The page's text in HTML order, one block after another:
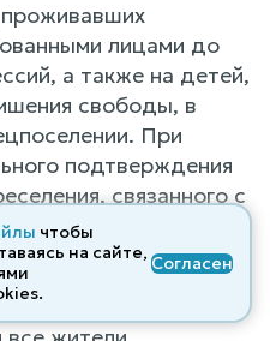
лицами до
а также на детей,
свободы, в
При
подтверждения
связанного с
может
в гражданстве
чтобы
на сайте, Согласен